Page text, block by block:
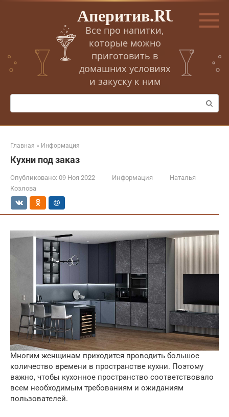
Перейти
Аперитив.RU
Все про напитки,
которые можно
приготовить в
домашних условиях
и закуску к ним
Поиск:
Главная » Информация
Кухни под заказ
Опубликовано: 09 Ноя 2022 Информация
Наталья
Козлова
Многим женщинам приходится проводить большое
количество времени в пространстве кухни. Поэтому
важно, чтобы кухонное пространство соответствовало
всем необходимым требованиям и ожиданиям
пользователей.